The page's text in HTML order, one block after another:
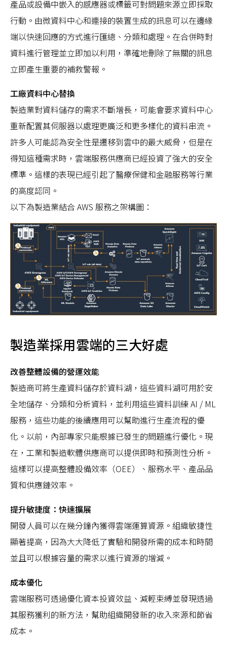
產品或設備中嵌入的感應器或標籤可對問題來源立即採取
行動。由微資料中心和連接的裝置生成的訊息可以在邊緣
端以快速回應的方式進行匯總、分類和處理。在合併時對
資料進行管理並立即加以利用，準確地刪除了無關的訊息
立即產生重要的補救警報。
工廠資料中心替換
製造業對資料儲存的需求不斷增長，可能會要求資料中心
重新配置其伺服器以處理更廣泛和更多樣化的資料串流。
許多人可能認為安全性是遷移到雲中的最大威脅，但是在
得知這種需求時，雲端服務供應商已經投資了強大的安全
標準。這樣的表現已經引起了醫療保健和金融服務等行業
的高度認同。
以下為製造業結合 AWS 服務之架構圖：
製造業採用雲端的三大好處
改善整體設備的營運效能
製造商可將生產資料儲存於資料湖，這些資料湖可用於安
全地儲存、分類和分析資料，並利用這些資料訓練 AI / ML
服務，這些功能的後續應用可以幫助進行生產流程的優
化。以前，內部專家只能根據已發生的問題進行優化。現
在，工業和製造軟體供應商可以提供即時和預測性分析。
這樣可以提高整體設備效率（OEE）、服務水平、產品品
質和供應鏈效率。
提升敏捷度：快速擴展
開發人員可以在幾分鐘內獲得雲端運算資源。組織敏捷性
顯著提高，因為大大降低了實驗和開發所需的成本和時間
並且可以根據容量的需求以進行資源的增減。
成本優化
雲端服務可透過優化資本投資效益、減輕束縛並發現透過
其服務獲利的新方法，幫助組織開發新的收入來源和節省
成本。